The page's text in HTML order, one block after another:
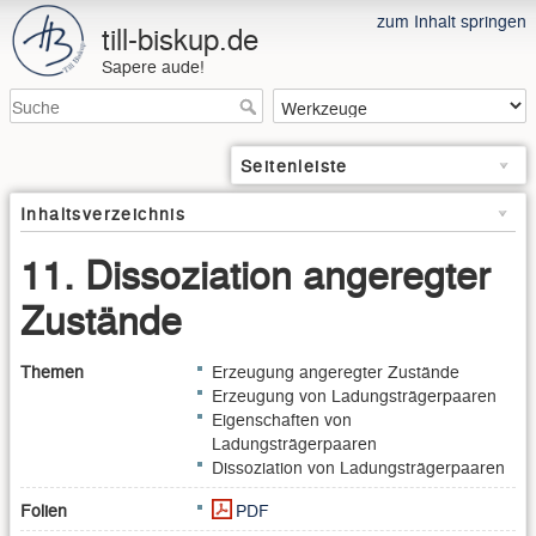
zum Inhalt springen
till-biskup.de
Sapere aude!
Seitenleiste
Inhaltsverzeichnis
11. Dissoziation angeregter
Zustände
Themen
Erzeugung angeregter Zustände
Erzeugung von Ladungsträgerpaaren
Eigenschaften von
Ladungsträgerpaaren
Dissoziation von Ladungsträgerpaaren
Folien
PDF